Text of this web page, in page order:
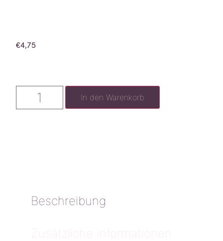
€4,75
In den Warenkorb
Beschreibung
Zusätzliche Informationen